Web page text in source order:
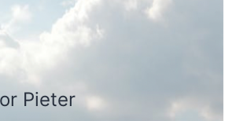
Pieter